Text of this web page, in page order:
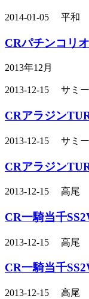
2014-01-05 平和
CRパチンコリ
2013年12月
2013-12-15 サミ
CRアラジン
2013-12-15 サミ
CRアラジン
2013-12-15 高尾
CR一騎当千
2013-12-15 高尾
CR一騎当千
2013-12-15 高尾